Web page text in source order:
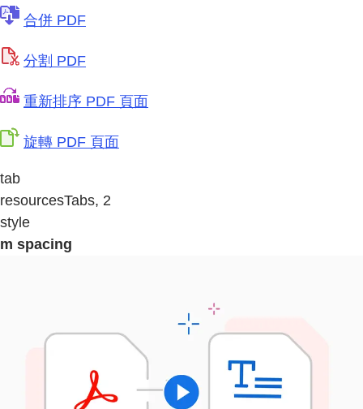
合併 PDF
分割 PDF
重新排序 PDF 頁面
旋轉 PDF 頁面
tab
resourcesTabs, 2
style
m spacing